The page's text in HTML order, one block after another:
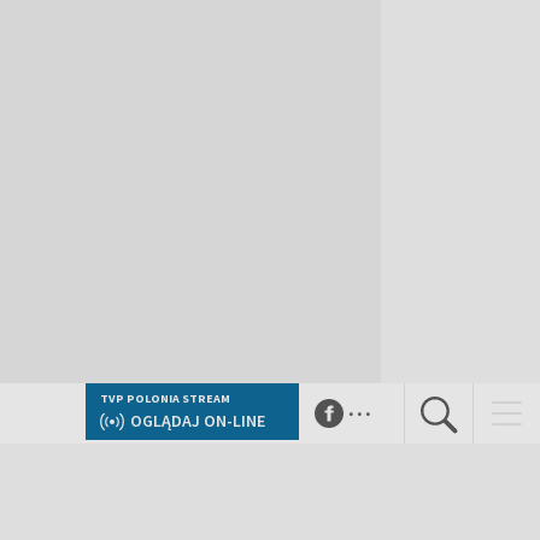
TVP POLONIA STREAM
OGLĄDAJ ON-LINE ...